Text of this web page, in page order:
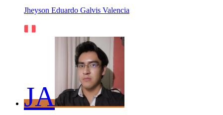
Jheyson Eduardo Galvis Valencia
JA